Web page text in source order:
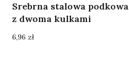
Srebrna stalowa podkowa
z dwoma kulkami
Cena
6,96 zł